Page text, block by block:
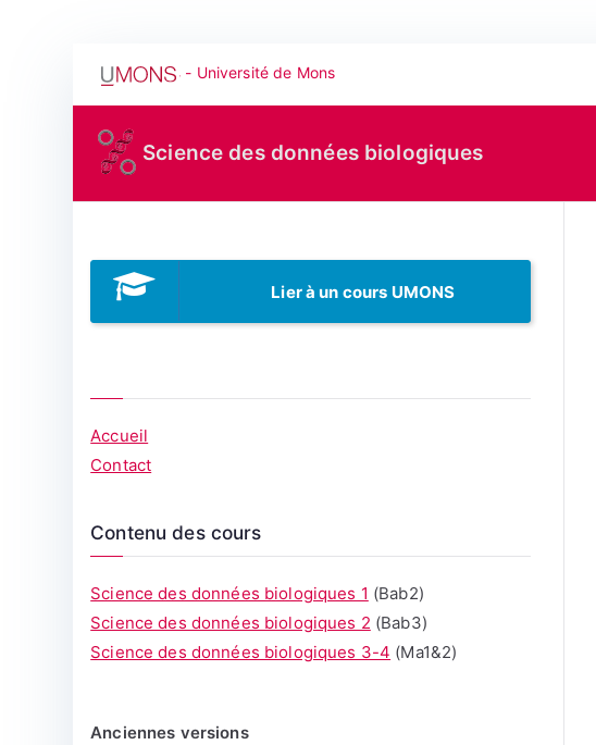
contenu
- Université de Mons
Science des données biologiques
Lier à un cours UMONS
Accueil
Contact
Contenu des cours
Science des données biologiques 1 (Bab2)
Science des données biologiques 2 (Bab3)
Science des données biologiques 3-4 (Ma1&2)
Anciennes versions